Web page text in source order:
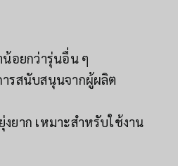
น้อยกว่ารุ่นอื่น ๆ
ารสนับสนุนจากผู้ผลิต
ยาก เหมาะสำหรับใช้งาน